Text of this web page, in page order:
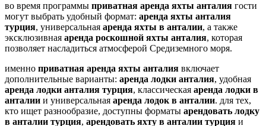
во время программы приватная аренда яхты анталия гости
могут выбрать удобный формат: аренда яхты анталия
турция, универсальная аренда яхты в анталии, а также
эксклюзивная аренда роскошной яхты анталия, которая
позволяет насладиться атмосферой Средиземного моря.
именно приватная аренда яхты анталия включает
дополнительные варианты: аренда лодки анталия, удобная
аренда лодки анталия турция, классическая аренда лодки в
анталии и универсальная аренда лодок в анталии. для тех,
кто ищет разнообразие, доступны форматы арендовать лодку
в анталии турция, арендовать яхту в анталии турция и